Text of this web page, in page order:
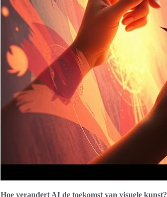
Hoe verandert AI de toekomst van visuele kunst?